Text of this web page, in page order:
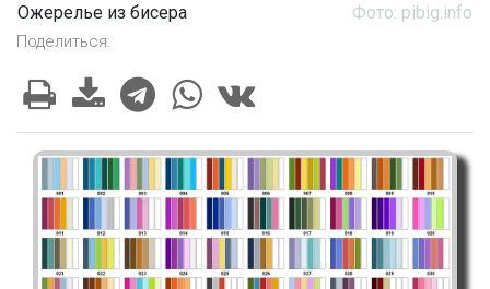
Ожерелье из бисера Фото: pibig.info
Поделиться: